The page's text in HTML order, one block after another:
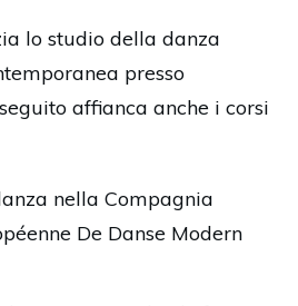
lo studio della danza
presso
affianca anche i corsi
nella Compagnia
De Danse Modern